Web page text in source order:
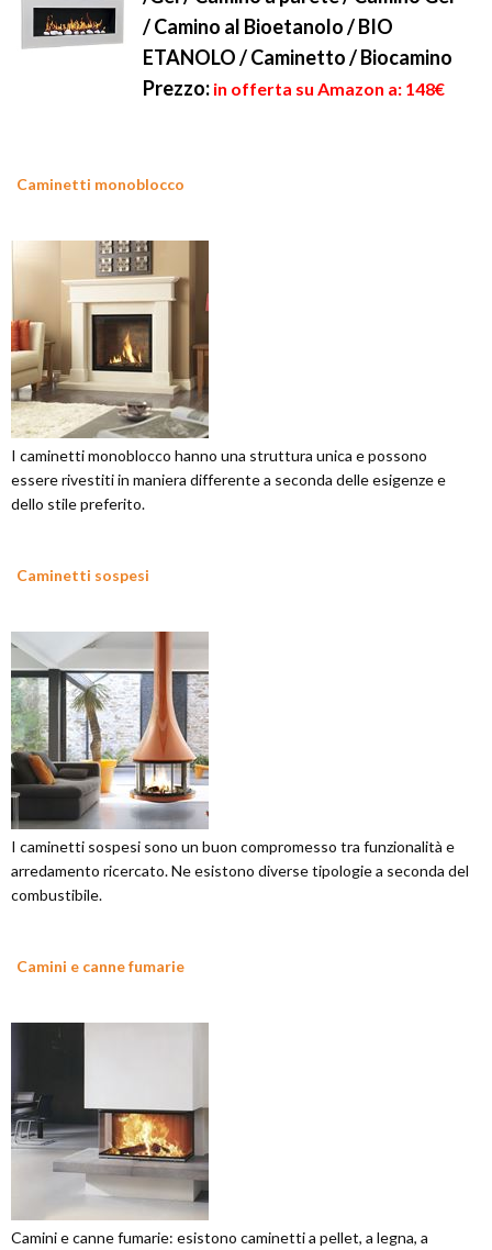
/ Camino al Bioetanolo / BIO
ETANOLO / Caminetto / Biocamino
Prezzo: in offerta su Amazon a: 148€
Caminetti monoblocco
I caminetti monoblocco hanno una struttura unica e possono
essere rivestiti in maniera differente a seconda delle esigenze e
dello stile preferito.
Caminetti sospesi
I caminetti sospesi sono un buon compromesso tra funzionalità e
arredamento ricercato. Ne esistono diverse tipologie a seconda del
combustibile.
Camini e canne fumarie
Camini e canne fumarie: esistono caminetti a pellet, a legna, a